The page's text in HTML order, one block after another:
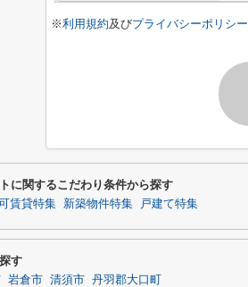
※利用規約及びプライバシーポリシー
に関するこだわり条件から探す
賃貸特集 新築物件特集 戸建て特集
す
岩倉市 清須市 丹羽郡大口町